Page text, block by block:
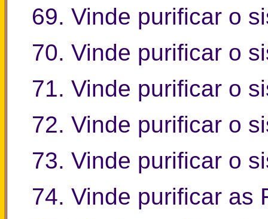
69. Vinde purificar o
70. Vinde purificar o
71. Vinde purificar o
72. Vinde purificar o
73. Vinde purificar o
74. Vinde purificar as